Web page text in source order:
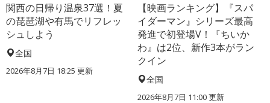
関西の日帰り温泉37選！夏
の琵琶湖や有馬でリフレッ
シュしよう
全国
2026年8月7日 18:25 更新
【映画ランキング】『スパ
イダーマン』シリーズ最高
発進で初登場V！『ちいか
わ』は2位、新作3本がラン
クイン
全国
2026年8月7日 11:00更新